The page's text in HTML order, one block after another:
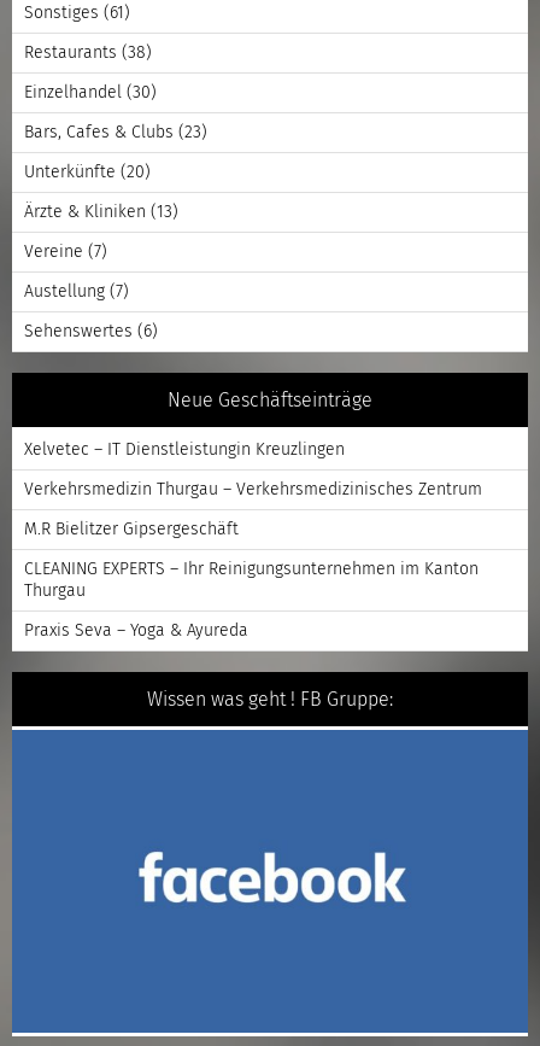
Sonstiges (61)
Restaurants (38)
Einzelhandel (30)
Bars, Cafes & Clubs (23)
Unterkünfte (20)
Ärzte & Kliniken (13)
Vereine (7)
Austellung (7)
Sehenswertes (6)
Neue Geschäftseinträge
Xelvetec – IT Dienstleistungin Kreuzlingen
Verkehrsmedizin Thurgau – Verkehrsmedizinisches Zentrum
M.R Bielitzer Gipsergeschäft
CLEANING EXPERTS – Ihr Reinigungsunternehmen im Kanton
Thurgau
Praxis Seva – Yoga & Ayureda
Wissen was geht ! FB Gruppe: